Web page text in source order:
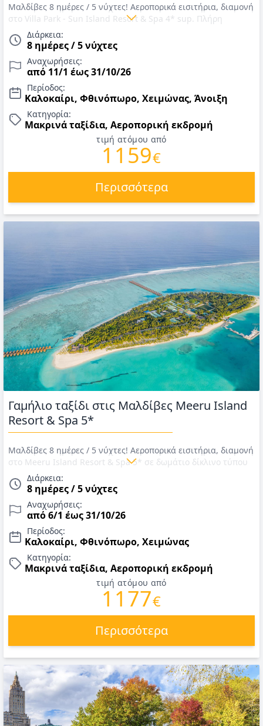
Μαλδίβες 8 ημέρες / 5 νύχτες! Αεροπορικά εισιτήρια, διαμονή
στο Villa Park - Sun Island Resort & Spa 4* sup. Πλήρη
διατροφή, μεταφορές από το αεροδρόμιο στο ξενοδοχείο και
αντίστροφα, διαμονή, επιπλέον δώρα για νεόνυμφους κρασί
και φρούτα! Αναχωρήσεις έως 31/10/26. Τιμές για 2026
Διάρκεια:
8 ημέρες / 5 νύχτες
Αναχωρήσεις:
από 11/1 έως 31/10/26
Περίοδος:
Καλοκαίρι, Φθινόπωρο, Χειμώνας, Άνοιξη
Κατηγορία:
Μακρινά ταξίδια, Αεροπορική εκδρομή
τιμή ατόμου από
1159€
Περισσότερα
Γαμήλιο ταξίδι στις Μαλδίβες Meeru Island
Resort & Spa 5*
Μαλδίβες 8 ημέρες / 5 νύχτες! Αεροπορικά εισιτήρια, διαμονή
στο Meeru Island Resort & Spa 5* σε δωμάτιο δίκλινο τύπου
garden room ή όποιον άλλο τύπο επιλέξετε, πλήρη διατροφή,
μεταφορές από το αεροδρόμιο στο ξενοδοχείο και
αντίστροφα! Αναχωρήσεις έως 31/10/26. Νεόνυμφοι επιπλέον
παροχές ένα μπουκάλι κρασί, φρούτα, λουλούδια. Τιμές 2026
Διάρκεια:
8 ημέρες / 5 νύχτες
Αναχωρήσεις:
από 6/1 έως 31/10/26
Περίοδος:
Καλοκαίρι, Φθινόπωρο, Χειμώνας
Κατηγορία:
Μακρινά ταξίδια, Αεροπορική εκδρομή
τιμή ατόμου από
1177€
Περισσότερα